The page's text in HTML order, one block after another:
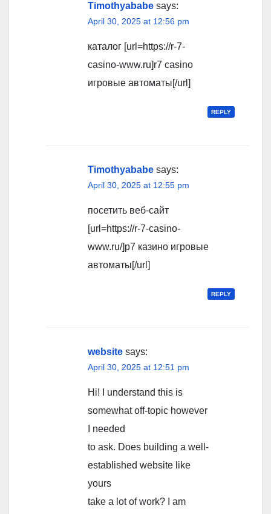
Timothyababe says:
April 30, 2025 at 12:56 pm
каталог [url=https://r-7-
casino-www.ru]r7 casino
игровые автоматы[/url]
REPLY
Timothyababe says:
April 30, 2025 at 12:55 pm
посетить веб-сайт
[url=https://r-7-casino-
www.ru/]р7 казино игровые
автоматы[/url]
REPLY
website says:
April 30, 2025 at 12:51 pm
Hi! I understand this is
somewhat off-topic however
I needed
to ask. Does building a well-
established website like
yours
take a lot of work? I am